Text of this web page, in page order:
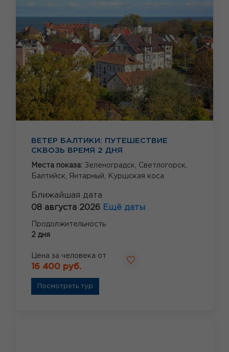
ВЕТЕР БАЛТИКИ: ПУТЕШЕСТВИЕ
СКВОЗЬ ВРЕМЯ 2 ДНЯ
Места показа: Зеленоградск, Светлогорск,
Балтийск, Янтарный, Куршская коса
Ближайшая дата
08 августа 2026 Ещё даты
Продолжительность
2 дня
Цена за человека от
16 400 руб.
Посмотреть тур